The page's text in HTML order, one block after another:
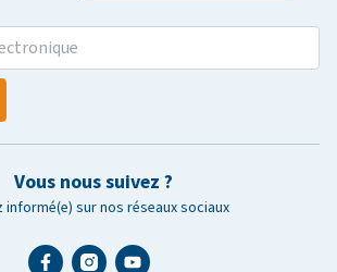
Vous nous suivez ?
informé(e) sur nos réseaux sociaux